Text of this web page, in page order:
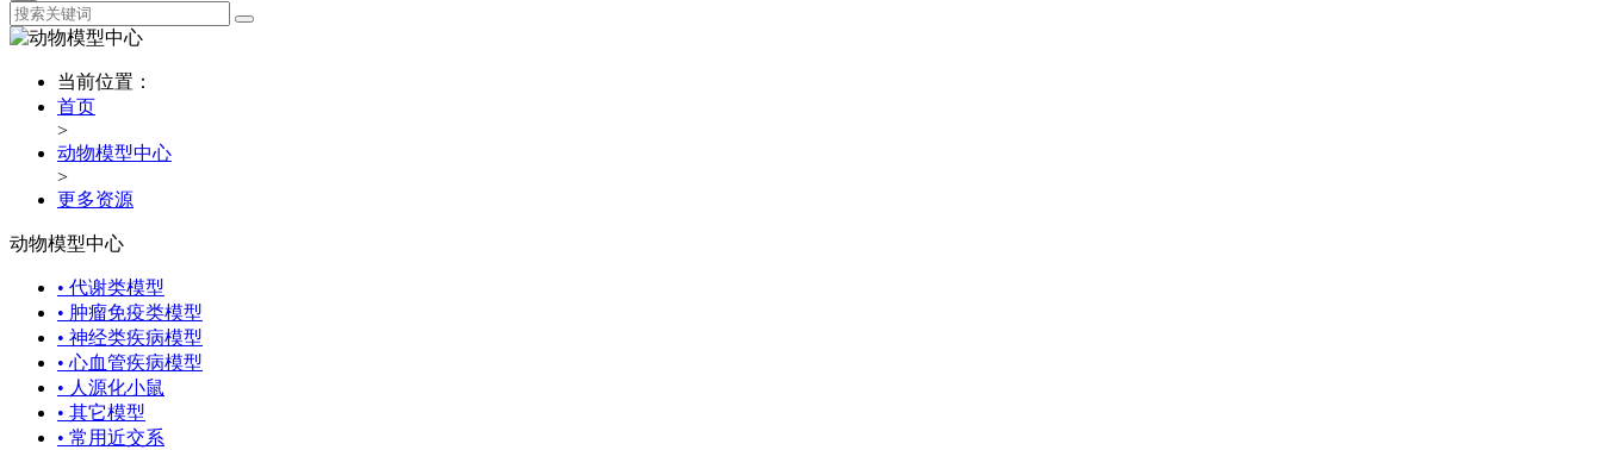
当前位置：
首页
>
动物模型中心
>
更多资源
动物模型中心
• 代谢类模型
• 肿瘤免疫类模型
• 神经类疾病模型
• 心血管疾病模型
• 人源化小鼠
• 其它模型
• 常用近交系